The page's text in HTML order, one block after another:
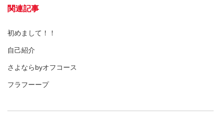
関連記事
初めまして！！
自己紹介
さよならbyオフコース
フラフーープ